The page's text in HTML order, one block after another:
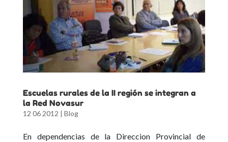
Escuelas rurales de la II región se integran a
la Red Novasur
12 06 2012 | Blog
En dependencias de la Direccion Provincial de